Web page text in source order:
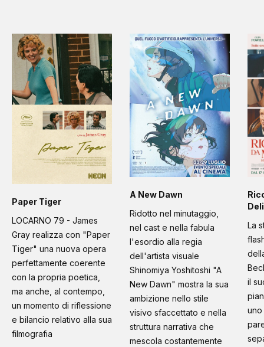
Paper Tiger
LOCARNO 79 - James
Gray realizza con "Paper
Tiger" una nuova opera
perfettamente coerente
con la propria poetica,
ma anche, al contempo,
un momento di riflessione
e bilancio relativo alla sua
filmografia
A New Dawn
Ridotto nel minutaggio,
nel cast e nella fabula
l'esordio alla regia
dell'artista visuale
Shinomiya Yoshitoshi "A
New Dawn" mostra la sua
ambizione nello stile
visivo sfaccettato e nella
struttura narrativa che
mescola costantemente
La
il